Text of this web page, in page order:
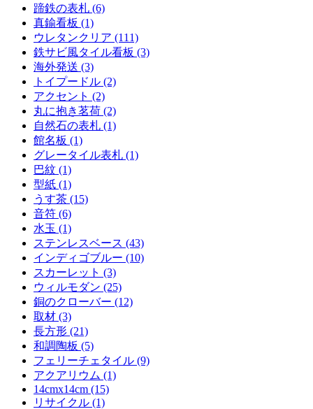
蹄鉄の表札 (6)
真鍮看板 (1)
ウレタンクリア (111)
鉄サビ風タイル看板 (3)
海外発送 (3)
トイプードル (2)
アクセント (2)
丸に抱き茗荷 (2)
自然石の表札 (1)
館名板 (1)
グレータイル表札 (1)
巴紋 (1)
型紙 (1)
うす茶 (15)
音符 (6)
水玉 (1)
ステンレスベース (43)
インディゴブルー (10)
スカーレット (3)
ウィルモダン (25)
銅のクローバー (12)
取材 (3)
長方形 (21)
和調陶板 (5)
フェリーチェタイル (9)
アクアリウム (1)
14cmx14cm (15)
リサイクル (1)